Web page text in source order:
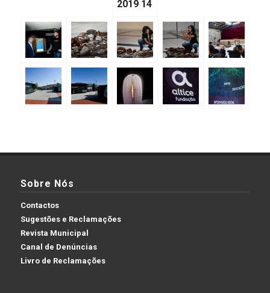
Sobre Nós
Contactos
Sugestões e Reclamações
Revista Municipal
Canal de Denúncias
Livro de Reclamações